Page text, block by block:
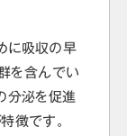
に吸収の早
を含んでい
分泌を促進
徴です。